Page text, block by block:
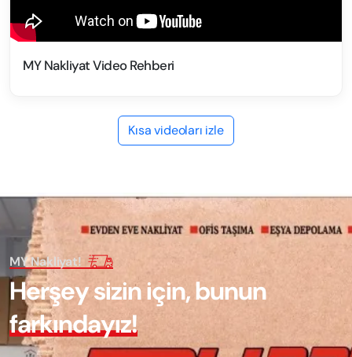
MY Nakliyat Video Rehberi
Kısa videoları izle
MY Nakliyat!
Herşeysiziniçin,bunun
farkındayız!